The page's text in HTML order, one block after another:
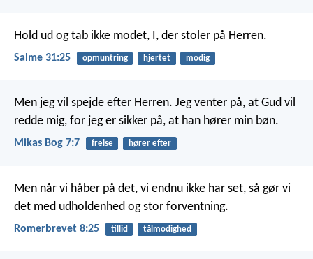
Hold ud og tab ikke modet, I, der stoler på Herren.
Salme 31:25 opmuntring hjertet modig
Men jeg vil spejde efter Herren. Jeg venter på, at Gud vil
redde mig, for jeg er sikker på, at han hører min bøn.
Mikas Bog 7:7 frelse hører efter
Men når vi håber på det, vi endnu ikke har set, så gør vi
det med udholdenhed og stor forventning.
Romerbrevet 8:25 tillid tålmodighed